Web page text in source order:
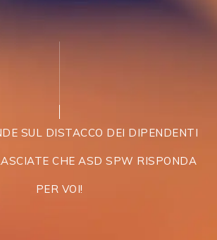
SUL DISTACCO DEI DIPENDENTI
CHE ASD SPW RISPONDA
PER VOI!